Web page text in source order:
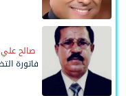
صالح
فاتورة